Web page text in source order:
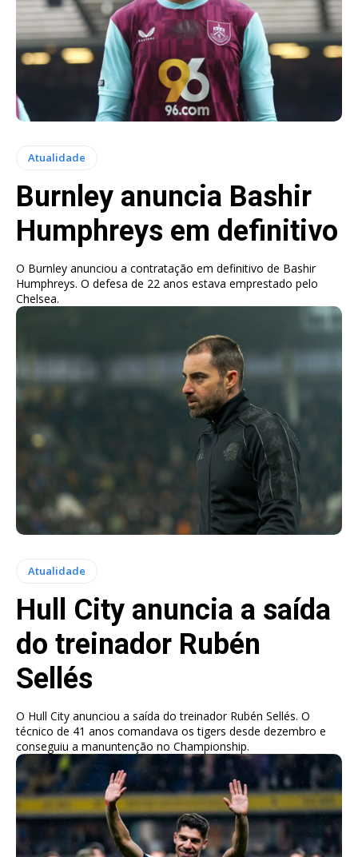
Atualidade
Burnley anuncia Bashir
Humphreys em definitivo
O Burnley anunciou a contratação em definitivo de Bashir
Humphreys. O defesa de 22 anos estava emprestado pelo
Chelsea.
Atualidade
Hull City anuncia a saída
do treinador Rubén
Sellés
O Hull City anunciou a saída do treinador Rubén Sellés. O
técnico de 41 anos comandava os tigers desde dezembro e
conseguiu a manuntenção no Championship.